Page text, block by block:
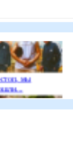
мы